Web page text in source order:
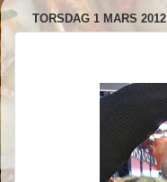
TORSDAG 1 MARS 2012